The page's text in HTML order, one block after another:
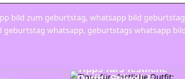
bild zum geburtstag, whatsapp bild
geburtstag whatsapp, geburtstags whatsapp
Tipps fürs festliche